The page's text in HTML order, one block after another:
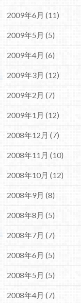
2009年6月 (11)
2009年5月 (5)
2009年4月 (6)
2009年3月 (12)
2009年2月 (7)
2009年1月 (12)
2008年12月 (7)
2008年11月 (10)
2008年10月 (12)
2008年9月 (8)
2008年8月 (5)
2008年7月 (7)
2008年6月 (5)
2008年5月 (5)
2008年4月 (7)